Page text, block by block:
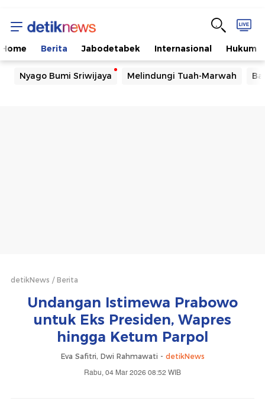
Home Berita Jabodetabek Internasional Hukum
Nyago Bumi Sriwijaya Melindungi Tuah-Marwah
detikNews Berita
Undangan Istimewa Prabowo
untuk Eks Presiden, Wapres
hingga Ketum Parpol
Eva Safitri, Dwi Rahmawati - detikNews
Rabu, 04 Mar 2026 08:52 WIB